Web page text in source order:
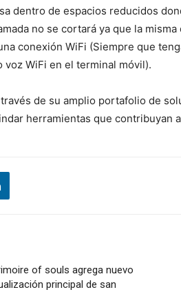
dentro de espacios reducidos
no se cortará ya que la
conexión WiFi (Siempre que
voz WiFi en el terminal móvil).
de su amplio portafolio de
herramientas que contribuyan
of souls agrega nuevo
principal de san